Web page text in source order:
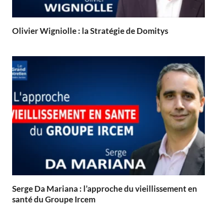
Olivier Wigniolle : la Stratégie de Domitys
Serge Da Mariana : l’approche du vieillissement en
santé du Groupe Ircem